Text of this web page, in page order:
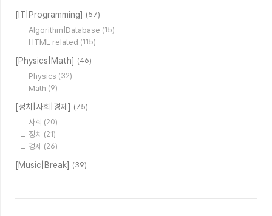
[IT|Programming] (57)
Algorithm|Database (15)
HTML related (115)
[Physics|Math] (46)
Physics (32)
Math (9)
[정치|사회|경제] (75)
사회 (20)
정치 (21)
경제 (26)
[Music|Break] (39)